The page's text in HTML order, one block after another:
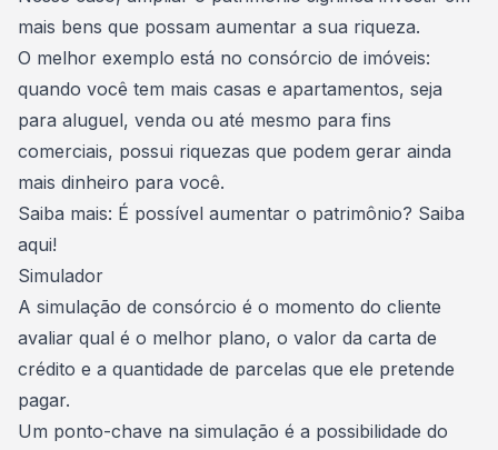
mais bens que possam aumentar a sua riqueza.
O melhor exemplo está no consórcio de imóveis:
quando você tem mais casas e apartamentos, seja
para aluguel, venda ou até mesmo para fins
comerciais, possui riquezas que podem gerar ainda
mais dinheiro para você.
Saiba mais: É possível aumentar o patrimônio? Saiba
aqui!
Simulador
A simulação de consórcio é o momento do cliente
avaliar qual é o melhor plano, o valor da carta de
crédito e a quantidade de parcelas que ele pretende
pagar.
Um ponto-chave na simulação é a possibilidade do